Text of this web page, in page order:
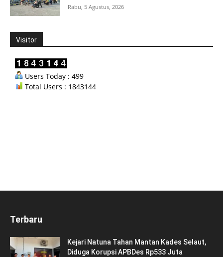
Rabu, 5 Agustus, 2026
Visitor
Users Today : 499
Total Users : 1843144
Terbaru
Kejari Natuna Tahan Mantan Kades Selaut,
Diduga Korupsi APBDes Rp533 Juta